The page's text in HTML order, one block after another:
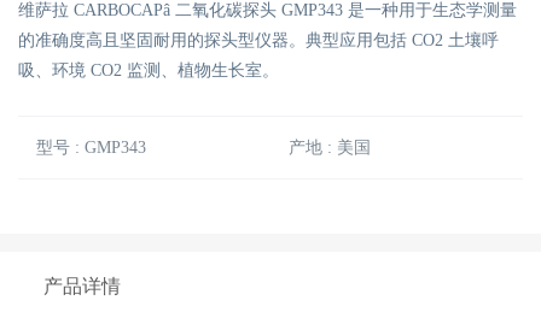
维萨拉 CARBOCAPâ 二氧化碳探头 GMP343 是一种用于生态学测量
的准确度高且坚固耐用的探头型仪器。典型应用包括 CO2 土壤呼
吸、环境 CO2 监测、植物生长室。
型号 : GMP343 产地 : 美国
产品详情